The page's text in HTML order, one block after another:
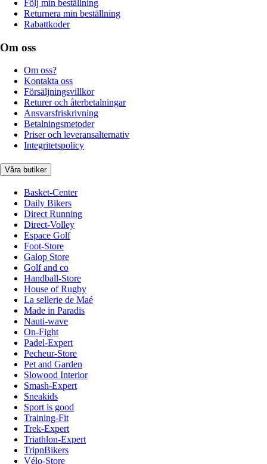
Följ min beställning
Returnera min beställning
Rabattkoder
Om oss
Om oss?
Kontakta oss
Försäljningsvillkor
Returer och återbetalningar
Ansvarsfriskrivning
Betalningsmetoder
Priser och leveransalternativ
Integritetspolicy
Våra butiker
Basket-Center
Daily Bikers
Direct Running
Direct-Volley
Espace Golf
Foot-Store
Galop Store
Golf and co
Handball-Store
House of Rugby
La sellerie de Maé
Made in Paradis
Nauti-wave
On-Fight
Padel-Expert
Pecheur-Store
Pet and Garden
Slowood Interior
Smash-Expert
Sneakids
Sport is good
Training-Fit
Trek-Expert
Triathlon-Expert
TripnBikers
Vélo-Store